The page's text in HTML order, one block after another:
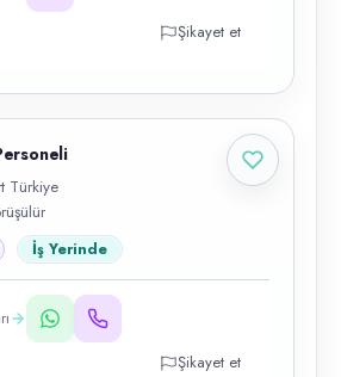
Şikayet et
Türkiye
İş Yerinde
Şikayet et